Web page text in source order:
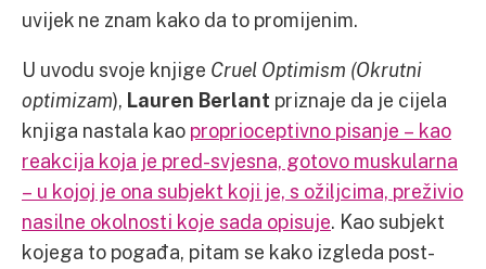
uvijek ne znam kako da to promijenim.
U uvodu svoje knjige Cruel Optimism (Okrutni
optimizam), Lauren Berlant priznaje da je cijela
knjiga nastala kao proprioceptivno pisanje – kao
reakcija koja je pred-svjesna, gotovo muskularna
– u kojoj je ona subjekt koji je, s ožiljcima, preživio
nasilne okolnosti koje sada opisuje. Kao subjekt
kojega to pogađa, pitam se kako izgleda post-